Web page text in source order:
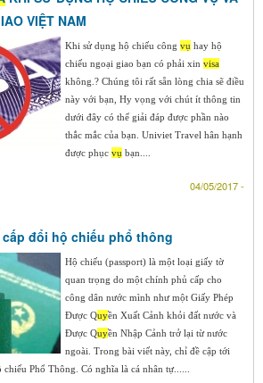
VIỆT NAM
Khi sử dụng hộ chiếu công vụ hay hộ
chiếu ngoại giao bạn có phải xin visa
không.? Chúng tôi rất sẵn lòng chia sẽ điều
này với bạn, Hy vọng với chút ít thông tin
dưới đây có thể giải đáp được phần nào
thắc mắc của bạn. Univiet Travel hân hạnh
được phục vụ bạn....
04/05/2017 -
đổi hộ chiếu phổ thông
Hộ chiếu (passport) là một loại giấy tờ
quan trọng do một chính phủ cấp cho
công dân nước mình như một Giấy Phép
Ðược Quyền Xuất Cảnh khỏi đất nước và
Ðược Quyền Nhập Cảnh trở lại từ nước
ngoài. Trong bài viết này, chỉ đề cập tới
Phổ Thông. Có nghĩa là cá nhân tự......